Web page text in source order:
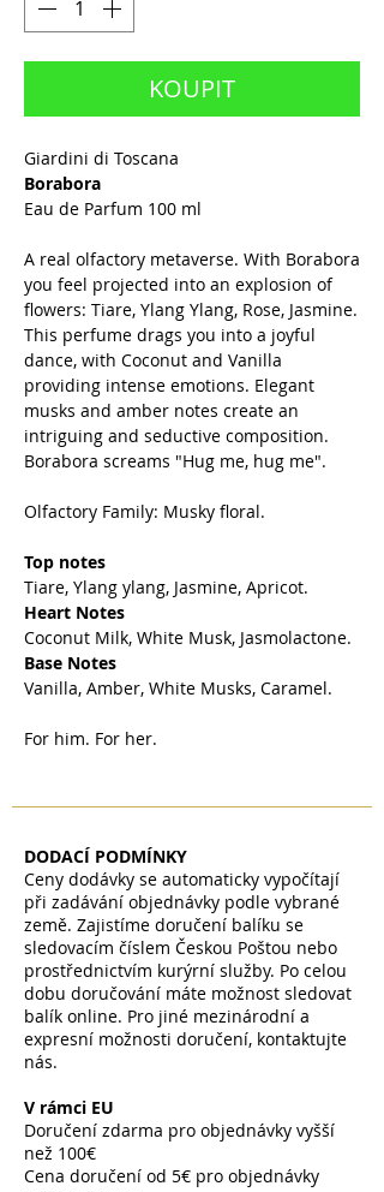
KOUPIT
Giardini di Toscana
Borabora
Eau de Parfum 100 ml
A real olfactory metaverse. With Borabora
you feel projected into an explosion of
flowers: Tiare, Ylang Ylang, Rose, Jasmine.
This perfume drags you into a joyful
dance, with Coconut and Vanilla
providing intense emotions. Elegant
musks and amber notes create an
intriguing and seductive composition.
Borabora screams "Hug me, hug me".
Olfactory Family: Musky floral.
Top notes
Tiare, Ylang ylang, Jasmine, Apricot.
Heart Notes
Coconut Milk, White Musk, Jasmolactone.
Base Notes
Vanilla, Amber, White Musks, Caramel.
For him. For her.
DODACÍ PODMÍNKY
Ceny dodávky se automaticky vypočítají
při zadávání objednávky podle vybrané
země. Zajistíme doručení balíku se
sledovacím číslem Českou Poštou nebo
prostřednictvím kurýrní služby. Po celou
dobu doručování máte možnost sledovat
balík online. Pro jiné mezinárodní a
expresní možnosti doručení, kontaktujte
nás.
V rámci EU
Doručení zdarma pro objednávky vyšší
než 100€
Cena doručení od 5€ pro objednávky